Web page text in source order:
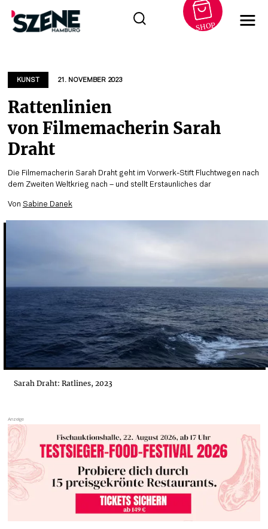
springen
SHOP
KUNST 21. NOVEMBER 2023
Rattenlinien
von Filmemacherin Sarah
Draht
Die Filmemacherin Sarah Draht geht im Vorwerk-Stift Fluchtwegen nach
dem Zweiten Weltkrieg nach – und stellt Erstaunliches dar
Von Sabine Danek
Sarah Draht: Ratlines, 2023